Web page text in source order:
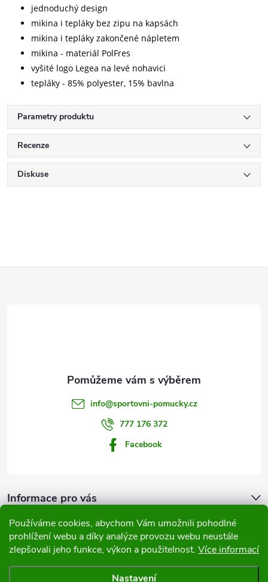
Používáme cookies, abychom Vám umožnili pohodlné
prohlížení webu a díky analýze provozu webu neustále
zlepšovali jeho funkce, výkon a použitelnost. Více informací
Nastavení
jednoduchý design
mikina i tepláky bez zipu na kapsách
mikina i tepláky zakončené nápletem
mikina - materiál PolFres
vyšité logo Legea na levé nohavici
tepláky - 85% polyester, 15% bavlna
Parametry produktu
Recenze
Diskuse
info@sportovni-pomucky.cz
777 176 372
Facebook
Informace pro vás
Přijímáme online platby